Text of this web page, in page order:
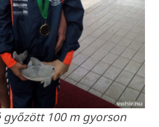
győzött 100 m gyorson